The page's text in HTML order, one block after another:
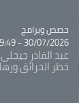
Catégorie
حصص وبرامج
30/07/2026 - 09:49
عبد القادر
خطر الحرائق